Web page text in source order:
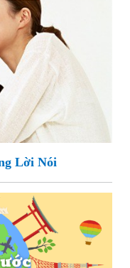
Lời Nói